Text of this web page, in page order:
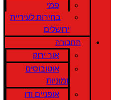
פמי
בחירות לעיריית
ירושלים
תחבורה
אור ירוק
אוטובוסים
ומוניות
אופניים ודו